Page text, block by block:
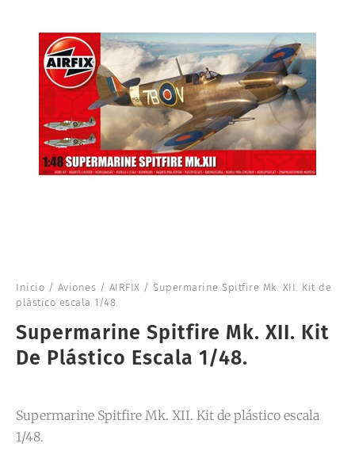
Inicio / Aviones / AIRFIX / Supermarine Spitfire Mk. XII. Kit de
plástico escala 1/48.
Supermarine Spitfire Mk. XII. Kit
De Plástico Escala 1/48.
Supermarine Spitfire Mk. XII. Kit de plástico escala
1/48.